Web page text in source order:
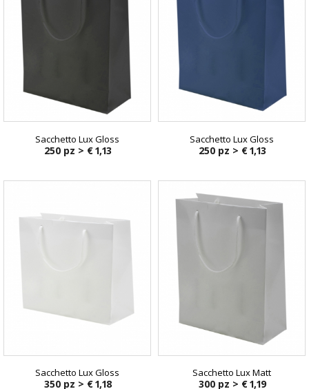
Sacchetto Lux Gloss
250 pz > € 1,13
Sacchetto Lux Gloss
250 pz > € 1,13
Sacchetto Lux Gloss
350 pz > € 1,18
Sacchetto Lux Matt
300 pz > € 1,19